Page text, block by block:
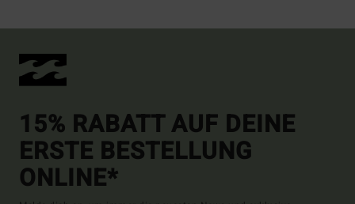
15% RABATT AUF DEINE
ERSTE BESTELLUNG
ONLINE*